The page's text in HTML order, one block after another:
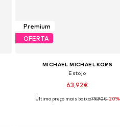
Premium
OFERTA
MICHAEL MICHAEL KORS
Estojo
63,92€
Tamanhos disponíveis: One Size
Último preço mais baixo:79,90€-20%